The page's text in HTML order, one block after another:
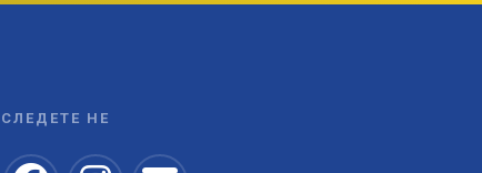
СЛЕДЕТЕ НЕ